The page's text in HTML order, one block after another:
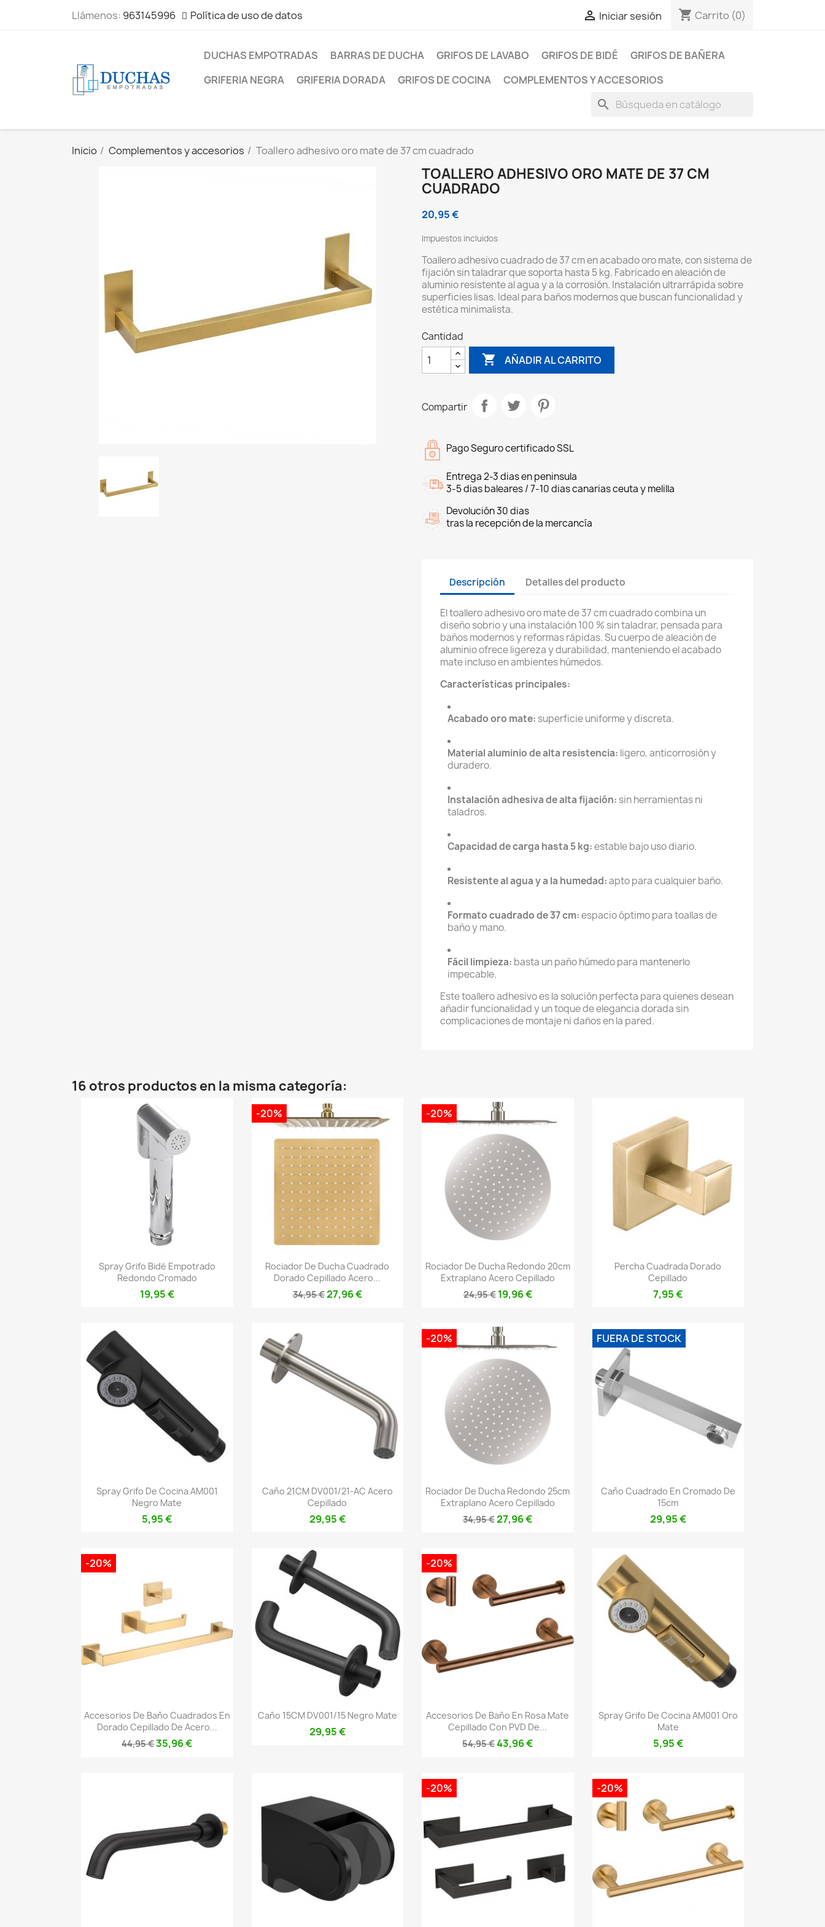
Llámenos: 963145996 Política de uso de datos  Iniciar sesión shopping_cart Carrito (0)
DUCHAS EMPOTRADAS BARRAS DE DUCHA GRIFOS DE LAVABO GRIFOS DE BIDÉ
GRIFOS DE BAÑERA
GRIFERIA NEGRA
GRIFERIA DORADA GRIFOS DE COCINA COMPLEMENTOS Y ACCESORIOS
search
Inicio Complementos y accesorios Toallero adhesivo oro mate de 37 cm cuadrado
TOALLERO ADHESIVO ORO MATE DE 37 CM
CUADRADO
20,95 €
Impuestos incluidos
Toallero adhesivo cuadrado de 37 cm en acabado oro mate, con sistema de
fijación sin taladrar que soporta hasta 5 kg. Fabricado en aleación de
aluminio resistente al agua y a la corrosión. Instalación ultrarrápida sobre
superficies lisas. Ideal para baños modernos que buscan funcionalidad y
estética minimalista.
Cantidad
 AÑADIR AL CARRITO
Compartir
Pago Seguro certificado SSL
Entrega 2-3 dias en peninsula
3-5 dias baleares / 7-10 dias canarias ceuta y melilla
Devolución 30 dias
tras la recepción de la mercancía
Descripción Detalles del producto
El toallero adhesivo oro mate de 37 cm cuadrado combina un
diseño sobrio y una instalación 100 % sin taladrar, pensada para
baños modernos y reformas rápidas. Su cuerpo de aleación de
aluminio ofrece ligereza y durabilidad, manteniendo el acabado
mate incluso en ambientes húmedos.
Características principales:
Acabado oro mate: superficie uniforme y discreta.
Material aluminio de alta resistencia: ligero, anticorrosión y
duradero.
Instalación adhesiva de alta fijación: sin herramientas ni
taladros.
Capacidad de carga hasta 5 kg:estable bajo uso diario.
Resistente al agua y a la humedad:apto para cualquier baño.
Formato cuadrado de 37 cm:espacio óptimo para toallas de
baño y mano.
Fácil limpieza: basta un paño húmedo para mantenerlo
impecable.
Este toallero adhesivo es la solución perfecta para quienes desean
añadir funcionalidad y un toque de elegancia dorada sin
complicaciones de montaje ni daños en la pared.
16 otros productos en la misma categoría:
Vista rápida
Spray Grifo Bidé Empotrado
Redondo Cromado
19,95 €
Vista rápida
Rociador De Ducha Cuadrado
Dorado Cepillado Acero...
34,95 €27,96 €
-20%
 Vista rápida
Rociador De Ducha Redondo 20cm
Extraplano Acero Cepillado
24,95 € 19,96 €
-20%
Vista rápida
Percha Cuadrada Dorado
Cepillado
7,95 €
Vista rápida
Spray Grifo De Cocina AM001
Negro Mate
5,95 €
Vista rápida
Caño 21CM DV001/21-AC Acero
Cepillado
29,95 €
 Vista rápida
Rociador De Ducha Redondo 25cm
Extraplano Acero Cepillado
34,95 €27,96 €
-20%
Vista rápida
Caño Cuadrado En Cromado De
15cm
29,95 €
FUERA DE STOCK
Vista rápida
Accesorios De Baño Cuadrados En
Dorado Cepillado De Acero...
44,95 €35,96 €
-20%
Vista rápida
Caño 15CM DV001/15 Negro Mate
29,95 €
Vista rápida
Accesorios De Baño En Rosa Mate
Cepillado Con PVD De...
54,95 €43,96 €
-20%
 Vista rápida
Spray Grifo De Cocina AM001 Oro
Mate
5,95 €
-20% -20%